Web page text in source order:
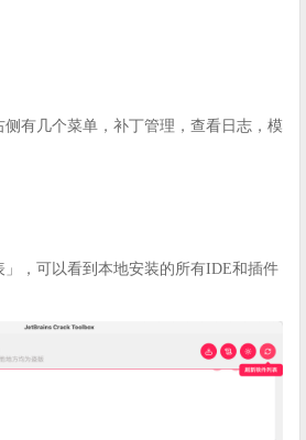
侧有几个菜单，补丁管理，查看日志，模
」，可以看到本地安装的所有IDE和插件